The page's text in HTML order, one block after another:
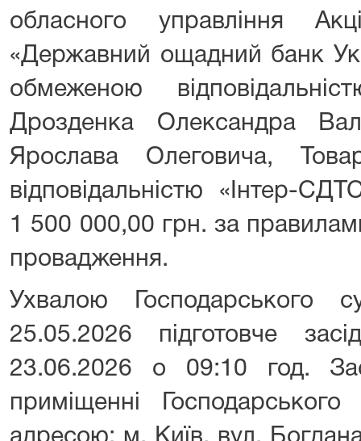
обласного управління
«Державний ощадний банк
обмеженою
Дрозденка Олександра
Ярослава Олеговича,
відповідальністю «Інтер-
1 500 000,00 грн. за
провадження.
Ухвалою Господарського
25.05.2026 підготовче
23.06.2026 о 09:10 год.
приміщенні